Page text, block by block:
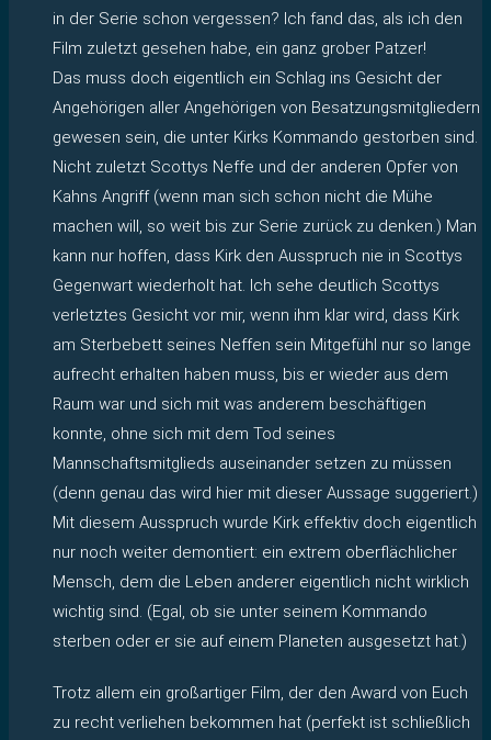
in der Serie schon vergessen? Ich fand das, als ich den
Film zuletzt gesehen habe, ein ganz grober Patzer!
Das muss doch eigentlich ein Schlag ins Gesicht der
Angehörigen aller Angehörigen von Besatzungsmitgliedern
gewesen sein, die unter Kirks Kommando gestorben sind.
Nicht zuletzt Scottys Neffe und der anderen Opfer von
Kahns Angriff (wenn man sich schon nicht die Mühe
machen will, so weit bis zur Serie zurück zu denken.) Man
kann nur hoffen, dass Kirk den Ausspruch nie in Scottys
Gegenwart wiederholt hat. Ich sehe deutlich Scottys
verletztes Gesicht vor mir, wenn ihm klar wird, dass Kirk
am Sterbebett seines Neffen sein Mitgefühl nur so lange
aufrecht erhalten haben muss, bis er wieder aus dem
Raum war und sich mit was anderem beschäftigen
konnte, ohne sich mit dem Tod seines
Mannschaftsmitglieds auseinander setzen zu müssen
(denn genau das wird hier mit dieser Aussage suggeriert.)
Mit diesem Ausspruch wurde Kirk effektiv doch eigentlich
nur noch weiter demontiert: ein extrem oberflächlicher
Mensch, dem die Leben anderer eigentlich nicht wirklich
wichtig sind. (Egal, ob sie unter seinem Kommando
sterben oder er sie auf einem Planeten ausgesetzt hat.)
Trotz allem ein großartiger Film, der den Award von Euch
zu recht verliehen bekommen hat (perfekt ist schließlich